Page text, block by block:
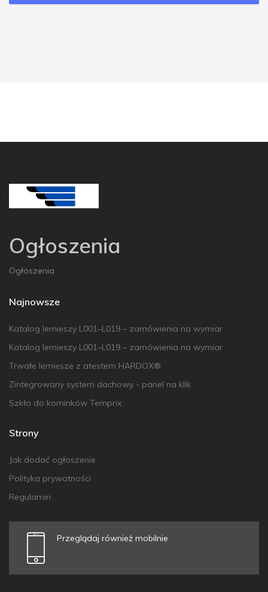
Ogłoszenia
Ogłoszenia
Najnowsze
Katalog lemieszy L001–L019 – zamówienia na wymiar
Katalog lemieszy L001–L019 – zamówienia na wymiar
Trwałe lemiesze z atestem HARDOX®
Zintegrowany system dachowy - panel na klik
Szkło do kominków Temprix
Strony
Jak dodać ogłoszenie
Polityka prywatności
Regulamin
Przeglądaj również mobilnie